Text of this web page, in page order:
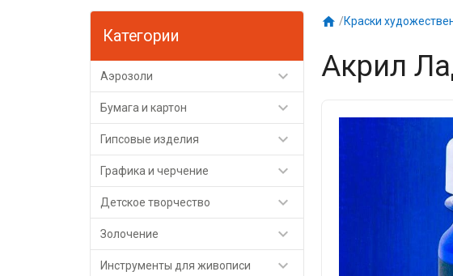
Категории
Аэрозоли 
Бумага и картон 
Гипсовые изделия 
Графика и черчение 
Детское творчество 
Золочение 
Инструменты для живописи 
 /Краски
Акрил